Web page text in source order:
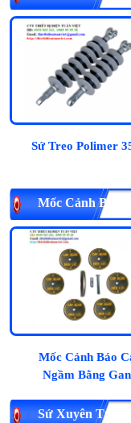
Sứ Treo Polimer
Mốc Cảnh Báo
Mốc Cảnh Báo
Ngầm Bằng
Sứ Xuyên Tường